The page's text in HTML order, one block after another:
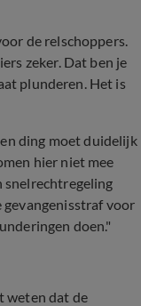
de relschoppers.
zeker. Dat ben je
plunderen. Het is
ding moet duidelijk
hier niet mee
snelrechtregeling
voor
doen."
weten dat de